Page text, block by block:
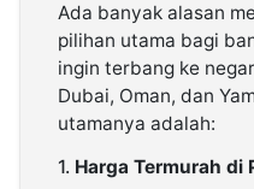
Ada banyak alasan
pilihan utama bagi
ingin terbang ke
Dubai, Oman, dan
utamanya adalah:
1. Harga Termurah di